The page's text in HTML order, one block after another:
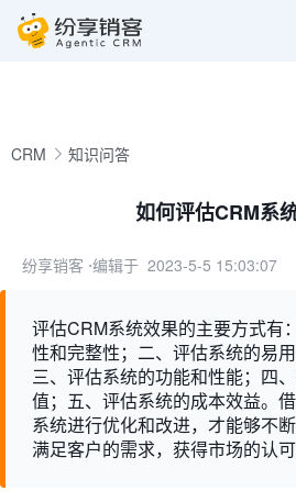
CRM 知识问答
如何评估CRM系
纷享销客 ⋅编辑于 2023-5-5 15:03:07
评估CRM系统效果的主要方式有
性和完整性；二、评估系统的易
三、评估系统的功能和性能；四
值；五、评估系统的成本效益。
系统进行优化和改进，才能够不
满足客户的需求，获得市场的认可